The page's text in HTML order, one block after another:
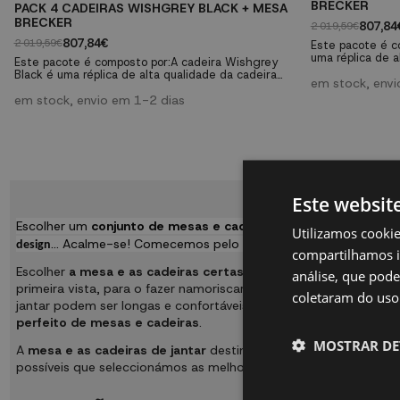
PACK 4 CADEIRAS WISHGREY BLACK + MESA
BRECKER
2 019,59€807,84€
Este pacote é composto por:A cadeira Wishgrey
Black é uma réplica de alta qualidade da cadeira
CH24 ou cadeira Wegner, depois do seu designer
em stock, envio em 1-2 dias
BRECKER
2 019,59€
Este pacote é
uma réplica de
cadeira
em stock,
Escolher um conjunto de mesas e cadeiras para a nossa casa
design... Acalme-se! Comecemos pelo princípio e verá como é
Escolher a mesa e as cadeiras certas para a sua sala de jantar
primeira vista, para o fazer namoriscar e depois... para o
jantar podem ser longas e confortáveis ou curtas e
perfeito de mesas e cadeiras.
A mesa e as cadeiras de jantardestinam-se a trabalhar em
possíveis que seleccionámos as melhores para si, para que
Este
Utilizamos
compartilhamos
análise, que
coletaram do
MOSTRAR